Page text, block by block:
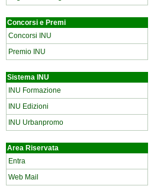
Concorsi e Premi
Concorsi INU
Premio INU
Sistema INU
INU Formazione
INU Edizioni
INU Urbanpromo
Area Riservata
Entra
Web Mail